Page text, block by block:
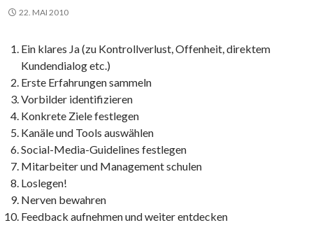
22. MAI 2010
Ein klares Ja (zu Kontrollverlust, Offenheit, direktem
Kundendialog etc.)
Erste Erfahrungen sammeln
Vorbilder identifizieren
Konkrete Ziele festlegen
Kanäle und Tools auswählen
Social-Media-Guidelines festlegen
Mitarbeiter und Management schulen
Loslegen!
Nerven bewahren
Feedback aufnehmen und weiter entdecken